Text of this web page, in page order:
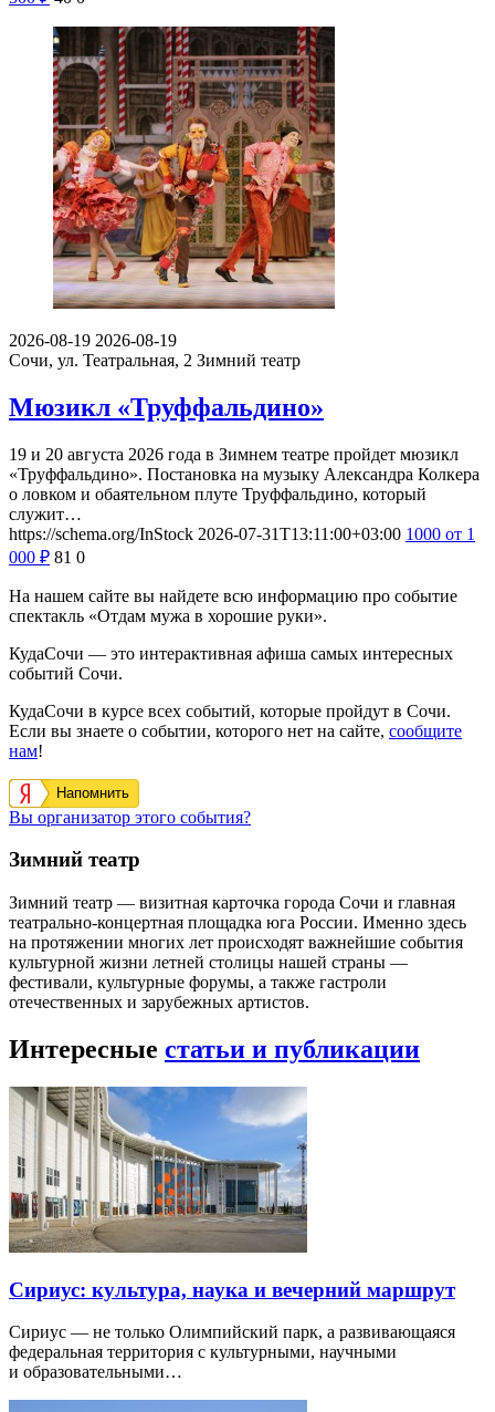
2026-08-19 2026-08-19
Сочи, ул. Театральная, 2 Зимний театр
Мюзикл «Труффальдино»
19 и 20 августа 2026 года в Зимнем театре пройдет мюзикл
«Труффальдино». Постановка на музыку Александра Колкера
о ловком и обаятельном плуте Труффальдино, который
служит…
https://schema.org/InStock 2026-07-31T13:11:00+03:00 1000 от 1
000 ₽ 81 0
На нашем сайте вы найдете всю информацию про событие
спектакль «Отдам мужа в хорошие руки».
КудаСочи — это интерактивная афиша самых интересных
событий Сочи.
КудаСочи в курсе всех событий, которые пройдут в Сочи.
Если вы знаете о событии, которого нет на сайте, сообщите
нам!
Напомнить
Вы организатор этого события?
Зимний театр
Зимний театр — визитная карточка города Сочи и главная
театрально-концертная площадка юга России. Именно здесь
на протяжении многих лет происходят важнейшие события
культурной жизни летней столицы нашей страны —
фестивали, культурные форумы, а также гастроли
отечественных и зарубежных артистов.
Интересные статьи и публикации
Сириус: культура, наука и вечерний маршрут
Сириус — не только Олимпийский парк, а развивающаяся
федеральная территория с культурными, научными
и образовательными…